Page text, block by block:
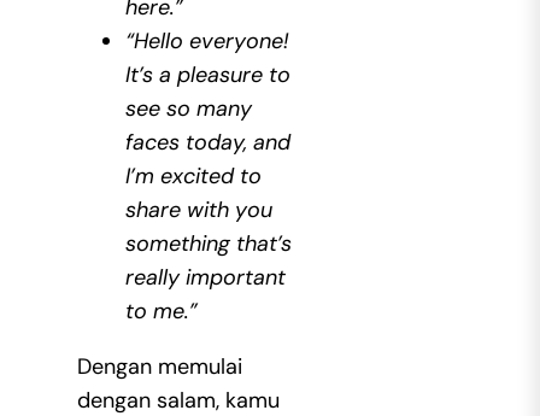
here.”
“Hello everyone!
It’s a pleasure to
see so many
faces today, and
I’m excited to
share with you
something that’s
really important
to me.”
Dengan memulai
dengan salam, kamu